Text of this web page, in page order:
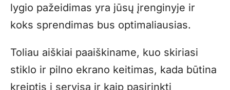
lygio pažeidimas yra jūsų įrenginyje ir
koks sprendimas bus optimaliausias.
Toliau aiškiai paaiškiname, kuo skiriasi
stiklo ir pilno ekrano keitimas, kada būtina
kreiptis į servisą ir kaip pasirinkti